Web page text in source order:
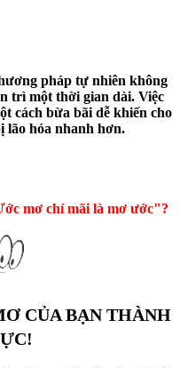
pháp tự nhiên không
trì một thời gian dài. Việc
cách bừa bãi dễ khiến cho
lão hóa nhanh hơn.
mơ chỉ mãi là mơ ước"?
CỦA BẠN THÀNH